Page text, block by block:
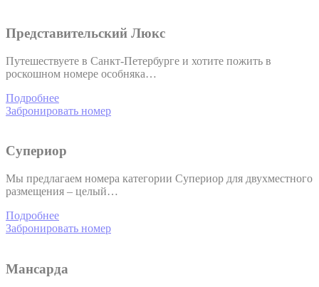
Представительский Люкс
Путешествуете в Санкт-Петербурге и хотите пожить в
роскошном номере особняка…
Подробнее
Забронировать номер
Супериор
Мы предлагаем номера категории Супериор для двухместного
размещения – целый…
Подробнее
Забронировать номер
Мансарда